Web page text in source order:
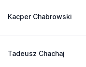
Kacper Chabrowski
Tadeusz Chachaj